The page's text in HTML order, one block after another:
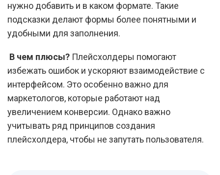
нужно добавить и в каком формате. Такие
подсказки делают формы более понятными и
удобными для заполнения.
В чем плюсы? Плейсхолдеры помогают
избежать ошибок и ускоряют взаимодействие с
интерфейсом. Это особенно важно для
маркетологов, которые работают над
увеличением конверсии. Однако важно
учитывать ряд принципов создания
плейсхолдера, чтобы не запутать пользователя.